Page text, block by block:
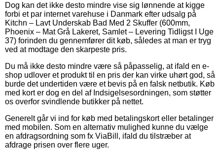
Dog kan det ikke desto mindre vise sig lønnende at kigge
forbi et par internet varehuse i Danmark efter udsalg på
Kitchn – Lavt Underskab Bad Med 2 Skuffer (600mm,
Phoenix – Mat Grå Lakeret, Samlet – Levering Tidligst I Uge
37) forinden du gennemfører dit køb, således at man er tryg
ved at modtage den skarpeste pris.
Du må ikke desto mindre være så påpasselig, at ifald en e-
shop udlover et produkt til en pris der kan virke uhørt god, så
burde det undertiden være et bevis på en falsk netbutik. Køb
med kort er dog en del af Indsigelsesordningen, som støtter
os overfor svindlende butikker på nettet.
Generelt går vi ind for køb med betalingskort eller betalinger
med mobilen. Som en alternativ mulighed kunne du vælge
en afdragsordning som fx ViaBill, ifald du tilstræber at
afdrage prisen over flere uger.